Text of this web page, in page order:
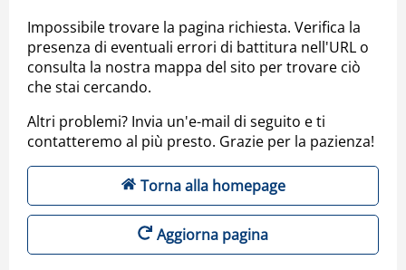
Impossibile trovare la pagina richiesta. Verifica la
presenza di eventuali errori di battitura nell'URL o
consulta la nostra mappa del sito per trovare ciò
che stai cercando.
Altri problemi? Invia un'e-mail di seguito e ti
contatteremo al più presto. Grazie per la pazienza!
Torna alla homepage
Aggiorna pagina